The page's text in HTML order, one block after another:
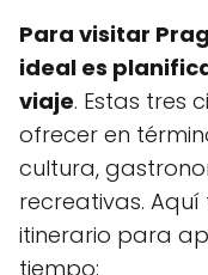
Para visitar
ideal es
viaje. Estas tres
ofrecer en
cultura,
recreativas.
itinerario para
tiempo: